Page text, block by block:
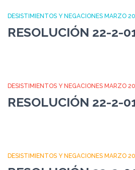
DESISTIMIENTOS Y NEGACIONES MARZO
RESOLUCIÓN 22-2-
DESISTIMIENTOS Y NEGACIONES MARZO
RESOLUCIÓN 22-2-
DESISTIMIENTOS Y NEGACIONES MARZO